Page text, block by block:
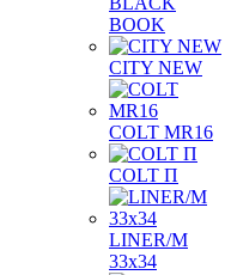
BOOK
CITY NEW
COLT MR16
COLT П
LINER/М
33х34